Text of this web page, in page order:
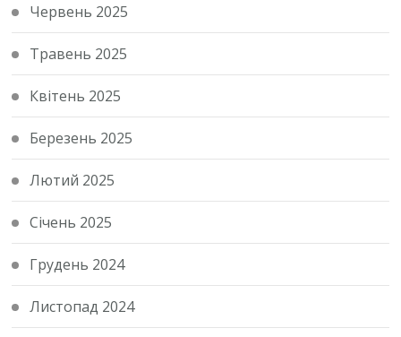
Червень 2025
Травень 2025
Квітень 2025
Березень 2025
Лютий 2025
Січень 2025
Грудень 2024
Листопад 2024